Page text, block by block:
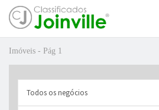
Imóveis - Pág 1